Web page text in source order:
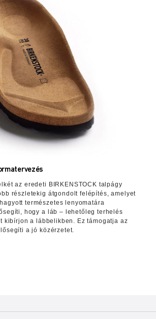
az eredeti BIRKENSTOCK talpágy
részletekig átgondolt felépítés, amelyet
természetes lenyomatára
hogy a láb – lehetőleg terhelés
kibírjon a lábbelikben. Ez támogatja az
a jó közérzetet.